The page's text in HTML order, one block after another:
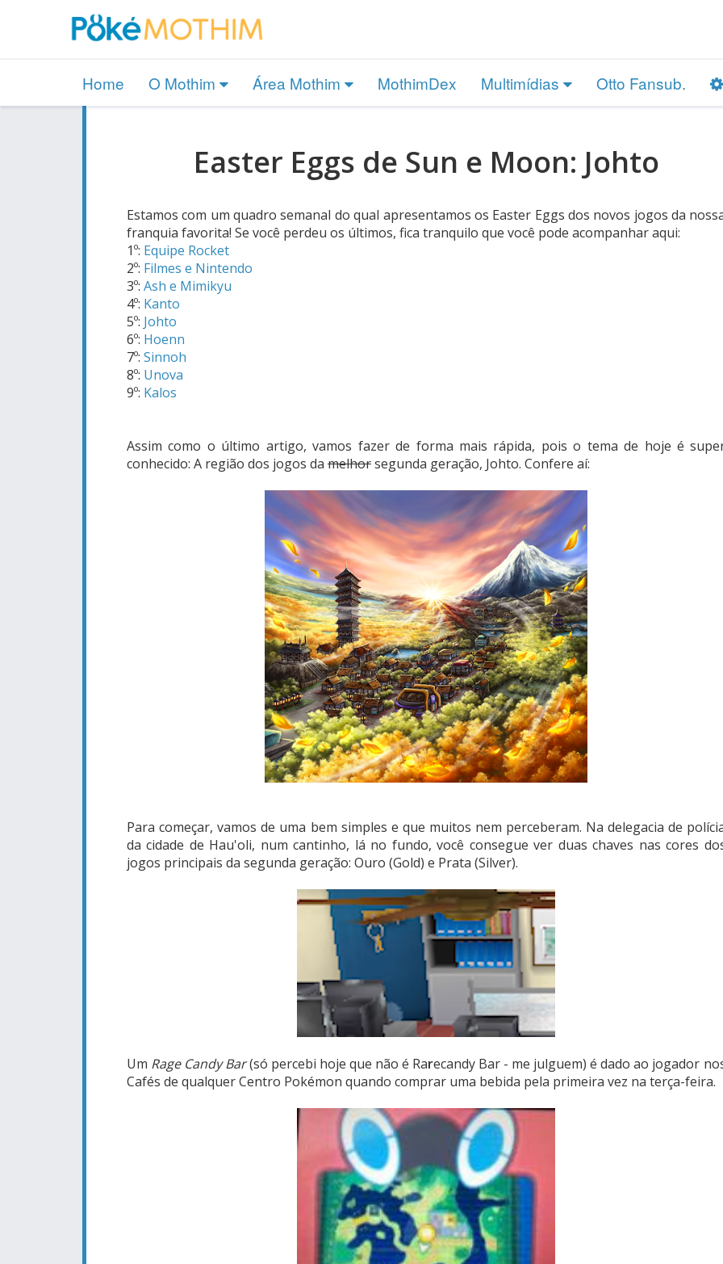
Home O Mothim Área Mothim MothimDex Multimídias Otto Fansub.
Easter Eggs de Sun e Moon: Johto
Estamos com um quadro semanal do qual apresentamos os Easter Eggs dos novos jogos da
franquia favorita! Se você perdeu os últimos, fica tranquilo que você pode acompanhar aqui:
1º: Equipe Rocket
2º: Filmes e Nintendo
3º: Ash e Mimikyu
4º: Kanto
5º: Johto
6º: Hoenn
7º: Sinnoh
8º: Unova
9º: Kalos
Assim como o último artigo, vamos fazer de forma mais rápida, pois o tema de hoje é
conhecido: A região dos jogos da melhorsegunda geração, Johto. Confere aí:
Para começar, vamos de uma bem simples e que muitos nem perceberam. Na delegacia de
da cidade de Hau'oli, num cantinho, lá no fundo, você consegue ver duas chaves nas cores
jogos principais da segunda geração: Ouro (Gold) e Prata (Silver).
Um Rage Candy Bar(só percebi hoje que não é Rarecandy Bar - me julguem) é dado ao jogador
Cafés de qualquer Centro Pokémon quando comprar uma bebida pela primeira vez na terça-feira.